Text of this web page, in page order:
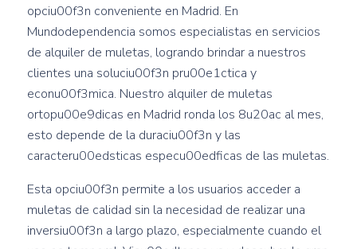
opciu00f3n conveniente en Madrid. En
Mundodependencia somos especialistas en servicios
de alquiler de muletas, logrando brindar a nuestros
clientes una soluciu00f3n pru00e1ctica y
econu00f3mica. Nuestro alquiler de muletas
ortopu00e9dicas en Madrid ronda los 8u20ac al mes,
esto depende de la duraciu00f3n y las
caracteru00edsticas especu00edficas de las muletas.
Esta opciu00f3n permite a los usuarios acceder a
muletas de calidad sin la necesidad de realizar una
inversiu00f3n a largo plazo, especialmente cuando el